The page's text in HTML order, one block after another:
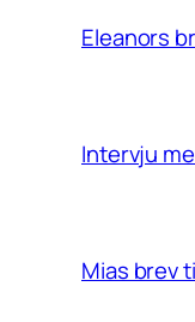
Eleanors
Intervju
Mias brev